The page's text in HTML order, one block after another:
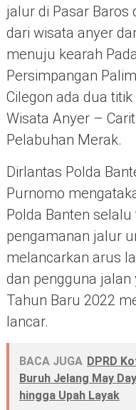
jalur di Pasar Baros
dari wisata anyer
menuju kearah
Persimpangan
Cilegon ada dua
Wisata Anyer –
Pelabuhan Merak.
Dirlantas Polda
Purnomo
Polda Banten
pengamanan jalur
melancarkan arus
dan pengguna
Tahun Baru 2022
lancar.
BACA JUGA DPRD
Buruh Jelang May
hingga Upah Layak